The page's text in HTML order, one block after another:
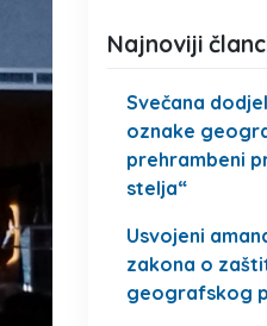
Najnoviji
Svečana
oznake
prehrambeni
stelja“
Usvojeni
zakona o
geografskog